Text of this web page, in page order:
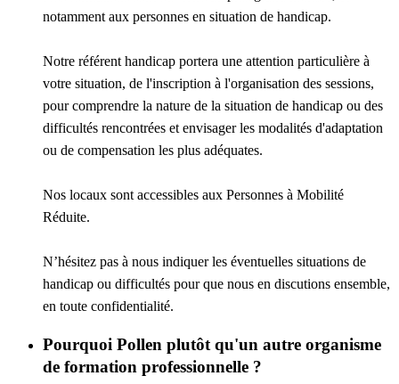
notamment aux personnes en situation de handicap.
Notre référent handicap portera une attention particulière à
votre situation, de l'inscription à l'organisation des sessions,
pour comprendre la nature de la situation de handicap ou des
difficultés rencontrées et envisager les modalités d'adaptation
ou de compensation les plus adéquates.
Nos locaux sont accessibles aux Personnes à Mobilité
Réduite.
N’hésitez pas à nous indiquer les éventuelles situations de
handicap ou difficultés pour que nous en discutions ensemble,
en toute confidentialité.
Pourquoi Pollen plutôt qu'un autre organisme
de formation professionnelle ?